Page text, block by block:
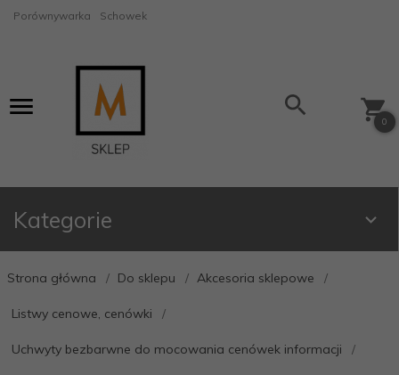
Porównywarka Schowek
0
Kategorie
Strona główna Do sklepu Akcesoria sklepowe
Listwy cenowe, cenówki
Uchwyty bezbarwne do mocowania cenówek informacji